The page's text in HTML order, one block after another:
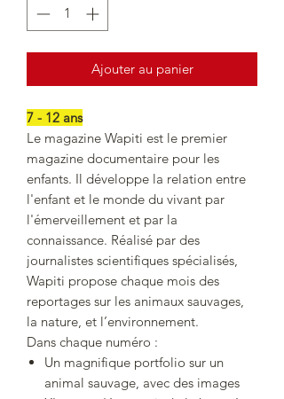
Ajouter au panier
7 - 12 ans
Le magazine Wapiti est le premier
magazine documentaire pour les
enfants. Il développe la relation entre
l'enfant et le monde du vivant par
l'émerveillement et par la
connaissance. Réalisé par des
journalistes scientifiques spécialisés,
Wapiti propose chaque mois des
reportages sur les animaux sauvages,
la nature, et l’environnement.
Dans chaque numéro :
Un magnifique portfolio sur un
animal sauvage, avec des images